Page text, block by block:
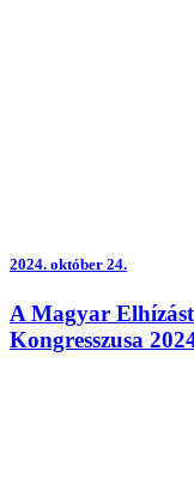
2024. október 24.
A Magyar
Kongresszusa